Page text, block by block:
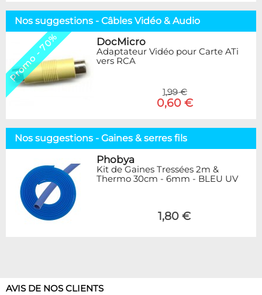
Nos suggestions - Câbles Vidéo & Audio
Promo - 70% DocMicro
Adaptateur Vidéo pour Carte ATi
vers RCA
1,99 €
0,60 €
Nos suggestions - Gaines & serres fils
Phobya
Kit de Gaines Tressées 2m &
Thermo 30cm - 6mm - BLEU UV
1,80 €
AVIS DE NOS CLIENTS